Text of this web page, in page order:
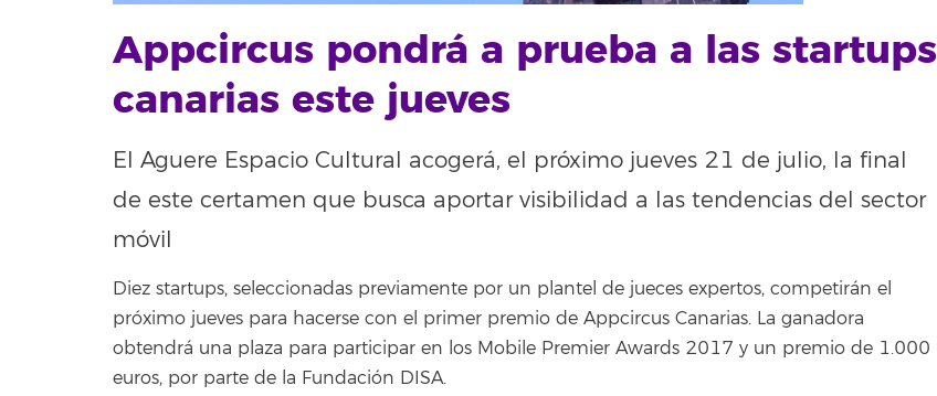
Appcircus pondrá a prueba a las startups
canarias este jueves
El Aguere Espacio Cultural acogerá, el próximo jueves 21 de julio, la final
de este certamen que busca aportar visibilidad a las tendencias del sector
móvil
Diez startups, seleccionadas previamente por un plantel de jueces expertos, competirán el
próximo jueves para hacerse con el primer premio de Appcircus Canarias. La ganadora
obtendrá una plaza para participar en los Mobile Premier Awards 2017 y un premio de 1.000
euros, por parte de la Fundación DISA.